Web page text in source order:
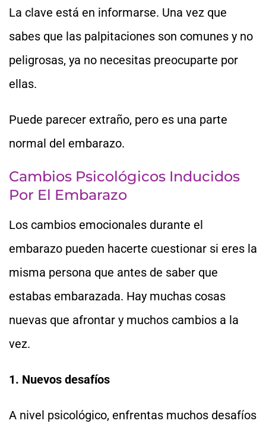
La clave está en informarse. Una vez que
sabes que las palpitaciones son comunes y no
peligrosas, ya no necesitas preocuparte por
ellas.
Puede parecer extraño, pero es una parte
normal del embarazo.
Cambios Psicológicos Inducidos
Por El Embarazo
Los cambios emocionales durante el
embarazo pueden hacerte cuestionar si eres la
misma persona que antes de saber que
estabas embarazada. Hay muchas cosas
nuevas que afrontar y muchos cambios a la
vez.
1. Nuevos desafíos
A nivel psicológico, enfrentas muchos desafíos